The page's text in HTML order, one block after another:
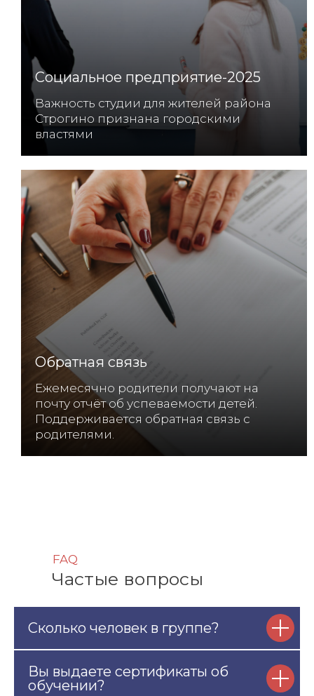
Социальное предприятие-2025
Важность студии для жителей района
Строгино признана городскими
властями
Обратная связь
Ежемесячно родители получают на
почту отчёт об успеваемости детей.
Поддерживается обратная связь с
родителями.
Частые вопросы
FAQ
Сколько человек в группе?
Вы выдаете сертификаты об
обучении?